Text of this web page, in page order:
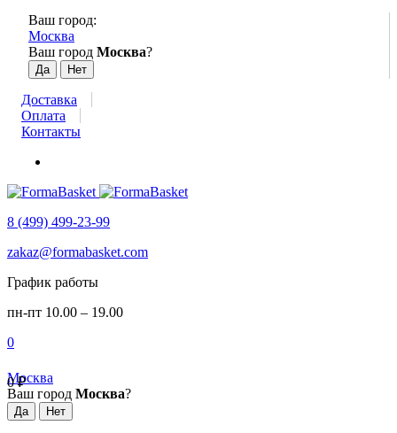
Ваш город:
Москва
Ваш город Москва?
Доставка
Оплата
Контакты
8 (499) 499-23-99
zakaz@formabasket.com
График работы
пн-пт 10.00 – 19.00
0
0₽
Москва
Ваш город Москва?